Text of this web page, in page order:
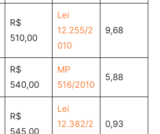
R$
510,00
Lei
12.255/2
010
9,68
R$
540,00
MP
516/2010
5,88
R$
545,00
Lei
12.382/2
0,93